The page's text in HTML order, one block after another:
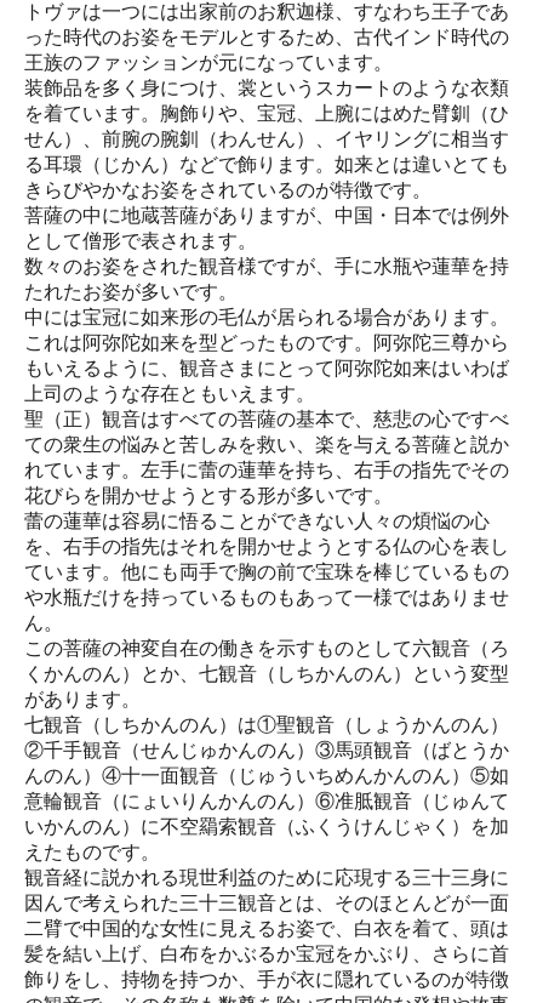
トヴァは一つには出家前のお釈迦様、すなわち王子であ
った時代のお姿をモデルとするため、古代インド時代の
王族のファッションが元になっています。
装飾品を多く身につけ、裳というスカートのような衣類
を着ています。胸飾りや、宝冠、上腕にはめた臂釧（ひ
せん）、前腕の腕釧（わんせん）、イヤリングに相当す
る耳環（じかん）などで飾ります。如来とは違いとても
きらびやかなお姿をされているのが特徴です。
菩薩の中に地蔵菩薩がありますが、中国・日本では例外
として僧形で表されます。
数々のお姿をされた観音様ですが、手に水瓶や蓮華を持
たれたお姿が多いです。
中には宝冠に如来形の毛仏が居られる場合があります。
これは阿弥陀如来を型どったものです。阿弥陀三尊から
もいえるように、観音さまにとって阿弥陀如来はいわば
上司のような存在ともいえます。
聖（正）観音はすべての菩薩の基本で、慈悲の心ですべ
ての衆生の悩みと苦しみを救い、楽を与える菩薩と説か
れています。左手に蕾の蓮華を持ち、右手の指先でその
花びらを開かせようとする形が多いです。
蕾の蓮華は容易に悟ることができない人々の煩悩の心
を、右手の指先はそれを開かせようとする仏の心を表し
ています。他にも両手で胸の前で宝珠を棒じているもの
や水瓶だけを持っているものもあって一様ではありませ
ん。
この菩薩の神変自在の働きを示すものとして六観音（ろ
くかんのん）とか、七観音（しちかんのん）という変型
があります。
七観音（しちかんのん）は①聖観音（しょうかんのん）
②千手観音（せんじゅかんのん）③馬頭観音（ばとうか
んのん）④十一面観音（じゅういちめんかんのん）⑤如
意輪観音（にょいりんかんのん）⑥准胝観音（じゅんて
いかんのん）に不空羂索観音（ふくうけんじゃく）を加
えたものです。
観音経に説かれる現世利益のために応現する三十三身に
因んで考えられた三十三観音とは、そのほとんどが一面
二臂で中国的な女性に見えるお姿で、白衣を着て、頭は
髪を結い上げ、白布をかぶるか宝冠をかぶり、さらに首
飾りをし、持物を持つか、手が衣に隠れているのが特徴